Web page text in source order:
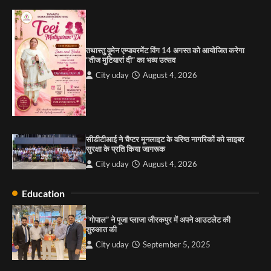
1
2
पारस हेल्थ पंचकूला ने ‘तिरंगा यात्रा 2025’ का हरियाणा से
कश्मीर तक किया आगाज़, राष्ट्रीय एकता को मिलेगा नया
आयाम
3
City uday August 6, 2025
की कसम: देवशाली
City uday
तथास्तु वूमेन एम्पावरमेंट विंग 14 अगस्त को आयोजित करेगा
“तीज मुटियारां दी” का भव्य उत्सव
City uday August 4, 2026
सीडीटीआई ने चैप्टर मूनलाइट के वरिष्ठ नागरिकों को साइबर
सुरक्षा के प्रति किया जागरूक
City uday August 4, 2026
Education
“गोपाल” ने पूजा प्लाजा जीरकपुर में अपने आउटलेट की
शुरुआत की
City uday September 5, 2025